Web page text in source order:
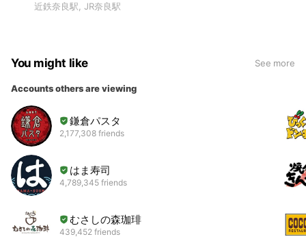
近鉄奈良駅, JR奈良駅
You might like See more
Accounts others are viewing
鎌倉パスタ
2,177,308 friends
はま寿司
4,789,345 friends
むさしの森珈琲
439,452 friends